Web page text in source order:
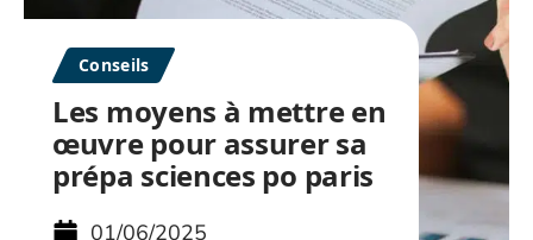
Conseils
Les moyens à mettre en
œuvre pour assurer sa
prépa sciences po paris
01/06/2025